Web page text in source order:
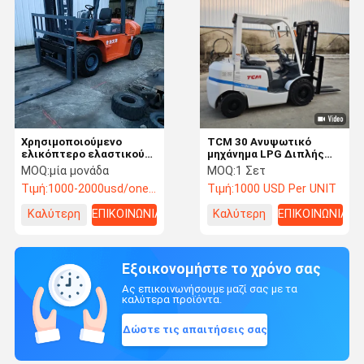
Χρησιμοποιούμενο
ελικόπτερο ελαστικού
τύπου Heli h2000 50 με
κινητήρα Isuzu 5 τόνων 3
μέτρα
MOQ:μία μονάδα
Τιμή:1000-2000usd/one unit
Καλύτερη
ΕΠΙΚΟΙΝΩΝΙΑ
TCM 30 Ανυψωτικό
μηχάνημα LPG Διπλής
χρήσης Πετρελαίου και
Αερίου TCM Ανυψωτικό
μηχάνημα
Μεταχειρισμένο
MOQ:1 Σετ
Τιμή:1000 USD Per UNIT
Καλύτερη
ΕΠΙΚΟΙΝΩΝΙΑ
Εξοικονομήστε το χρόνο σας
Ας επικοινωνήσουμε μαζί σας με τα
καλύτερα προϊόντα.
Δώστε τις απαιτήσεις σας